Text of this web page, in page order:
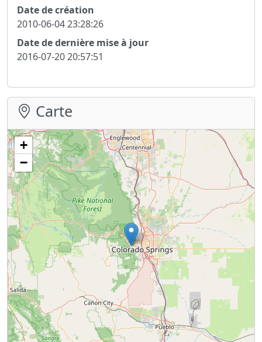
Date de création
2010-06-04 23:28:26
Date de dernière mise à jour
2016-07-20 20:57:51
Carte
+
−